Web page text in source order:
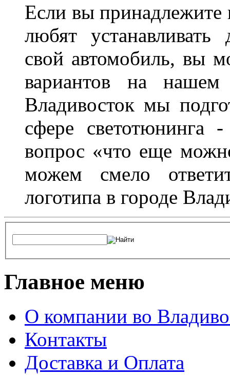
Если вы принадлежите
любят устанавливать
свой автомобиль, вы
вариантов на
Владивосток мы
сфере светотюнинга
вопрос «что еще
можем смело
логотипа в городе
Главное меню
О компании во
Контакты
Доставка и Оплата